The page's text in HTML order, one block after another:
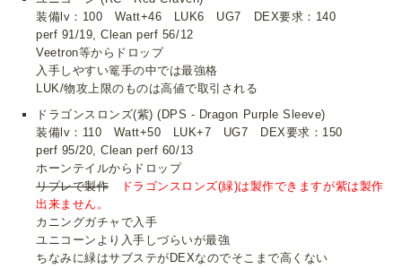
装備lv：100 Watt+46 LUK6 UG7 DEX要求：140
perf 91/19, Clean perf 56/12
Veetron等からドロップ
入手しやすい篭手の中では最強格
LUK/物攻上限のものは高値で取引される
ドラゴンスロンズ(紫) (DPS - Dragon Purple Sleeve)
装備lv：110 Watt+50 LUK+7 UG7 DEX要求：150
perf 95/20, Clean perf 60/13
ホーンテイルからドロップ
リプレで製作
ドラゴンスロンズ(緑)は製作できますが紫は製作
出来ません。
カニングガチャで入手
ユニコーンより入手しづらいが最強
ちなみに緑はサブステがDEXなのでそこまで高くない